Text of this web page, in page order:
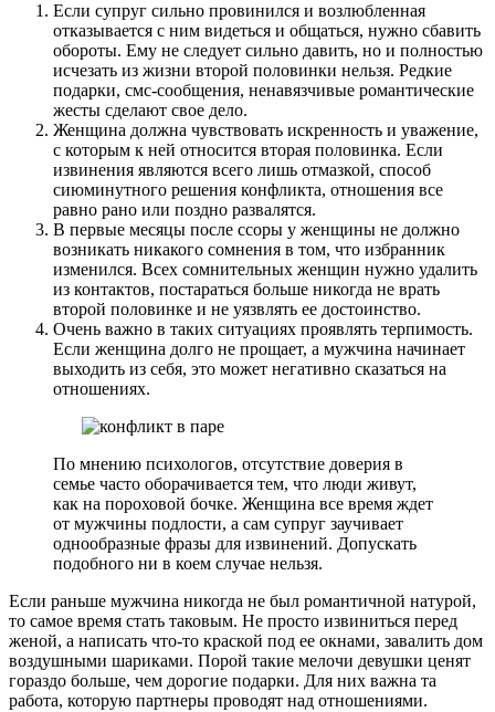
Если супруг сильно провинился и возлюбленная
отказывается с ним видеться и общаться, нужно сбавить
обороты. Ему не следует сильно давить, но и полностью
исчезать из жизни второй половинки нельзя. Редкие
подарки, смс-сообщения, ненавязчивые романтические
жесты сделают свое дело.
Женщина должна чувствовать искренность и уважение,
с которым к ней относится вторая половинка. Если
извинения являются всего лишь отмазкой, способ
сиюминутного решения конфликта, отношения все
равно рано или поздно развалятся.
В первые месяцы после ссоры у женщины не должно
возникать никакого сомнения в том, что избранник
изменился. Всех сомнительных женщин нужно удалить
из контактов, постараться больше никогда не врать
второй половинке и не уязвлять ее достоинство.
Очень важно в таких ситуациях проявлять терпимость.
Если женщина долго не прощает, а мужчина начинает
выходить из себя, это может негативно сказаться на
отношениях.
По мнению психологов, отсутствие доверия в
семье часто оборачивается тем, что люди живут,
как на пороховой бочке. Женщина все время ждет
от мужчины подлости, а сам супруг заучивает
однообразные фразы для извинений. Допускать
подобного ни в коем случае нельзя.
Если раньше мужчина никогда не был романтичной натурой,
то самое время стать таковым. Не просто извиниться перед
женой, а написать что-то краской под ее окнами, завалить дом
воздушными шариками. Порой такие мелочи девушки ценят
гораздо больше, чем дорогие подарки. Для них важна та
работа, которую партнеры проводят над отношениями.